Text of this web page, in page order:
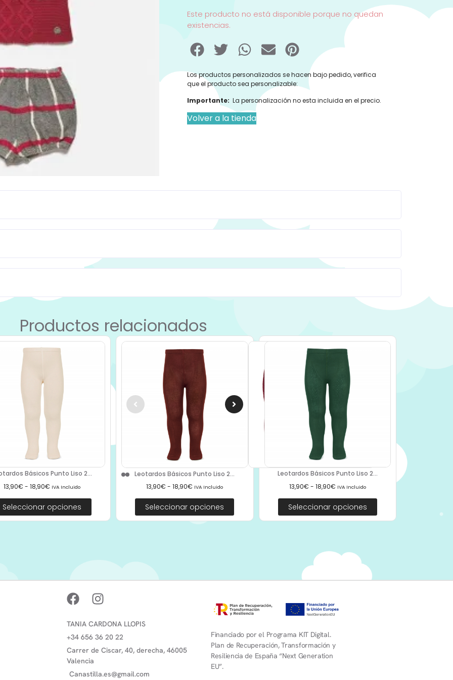
Este producto no está disponible porque no quedan
existencias.
Los productos personalizados se hacen bajo pedido, verifica
que el producto sea personalizable:
Importante: La personalización no esta incluida en el precio.
Volver a la tienda
Productos relacionados
Básicos Punto Liso 2...
13,90€ - 18,90€ IVA Incluido
Seleccionar opciones
Leotardos Básicos Punto Liso 2...
13,90€ - 18,90€ IVA Incluido
Seleccionar opciones
Leotardos Básicos Punto Liso 2...
13,90€ - 18,90€ IVA Incluido
Seleccionar opciones
TANIA CARDONA LLOPIS
+34 656 36 20 22
Carrer de Ciscar, 40, derecha, 46005
Valencia
Canastilla.es@gmail.com
Financiado por el Programa KIT Digital.
Plan de Recuperación, Transformación y
Resiliencia de España “Next Generation
EU”.